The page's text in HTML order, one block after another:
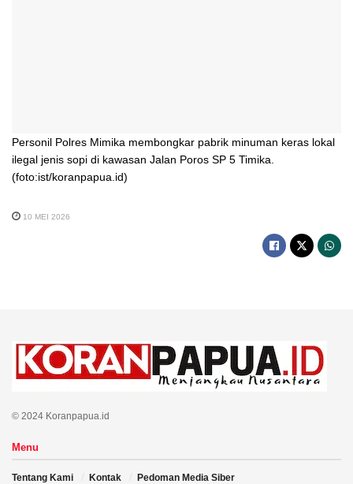
Personil Polres Mimika membongkar pabrik minuman keras lokal
ilegal jenis sopi di kawasan Jalan Poros SP 5 Timika.
(foto:ist/koranpapua.id)
10 MEI 2026
© 2024 Koranpapua.id
Menu
Tentang Kami Kontak Pedoman Media Siber